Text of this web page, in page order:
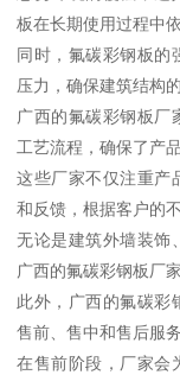
板在长期使用过程中
同时，氟碳彩钢板的
压力，确保建筑结构
广西的氟碳彩钢板厂
工艺流程，确保了产
这些厂家不仅注重产
和反馈，根据客户的
无论是建筑外墙装饰
广西的氟碳彩钢板厂
此外，广西的氟碳彩
售前、售中和售后服务
在售前阶段，厂家会